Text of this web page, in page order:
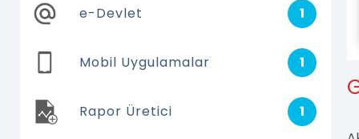
e-Devlet 1
Mobil Uygulamalar 1
Rapor Üretici 1